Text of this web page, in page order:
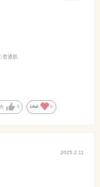
:普通肌
0 Like! 0
2025.2.11